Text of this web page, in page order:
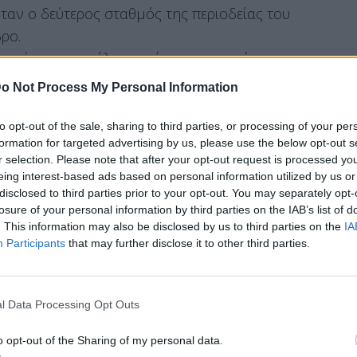
Not Process My Personal Information
opt-out of the sale, sharing to third parties, or processing of your
for targeted advertising by us, please use the below opt-out
selection. Please note that after your opt-out request is processed
interest-based ads based on personal information utilized by us
to third parties prior to your opt-out. You may separately
of your personal information by third parties on the IAB’s list of
This information may also be disclosed by us to third parties on the
Participants that may further disclose it to other third parties.
Data Processing Opt Outs
opt-out of the Sharing of my personal data.
ο δεύτερος σταθμός της περιοδείας του
σε όλο το μήκος των συνόρων του
αρχές του φυλακίου, χθες και σήμερα η
υπήρξε απόπειρα από 1.000 ανθρώπους, σε
στη χώρα. Η απόπειρα αυτή απετράπη.
αρχές προωθούν σε συγκεκριμένα σημεία
αυξήσουν την πίεση στα ελληνικά σύνορα. Οι
και έχουν τον έλεγχο της κατάστασης.
ευχαρίστησε εθελοντές – φύλακες του